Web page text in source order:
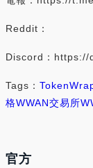
Reddit：
Discord：https://
Tags： Token
格WWAN交易所
官方